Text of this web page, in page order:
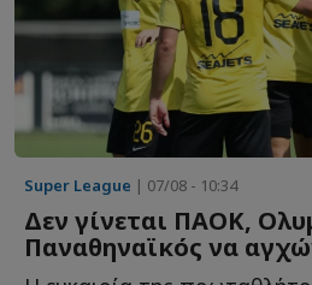
Super League | 07/08 - 10:34
Δεν γίνεται ΠΑΟΚ,
Παναθηναϊκός να